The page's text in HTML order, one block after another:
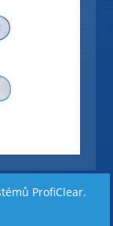
ProfiClear.